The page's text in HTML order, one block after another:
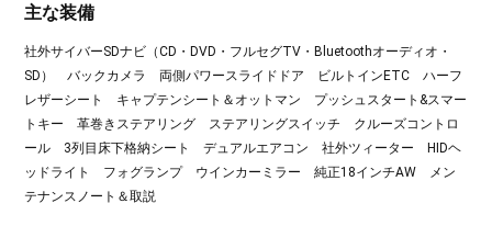
主な装備
社外サイバーSDナビ（CD・DVD・フルセグTV・Bluetoothオーディオ・
SD） バックカメラ 両側パワースライドドア ビルトインETC ハーフ
レザーシート キャプテンシート＆オットマン プッシュスタート&スマー
トキー 革巻きステアリング ステアリングスイッチ クルーズコントロ
ール 3列目床下格納シート デュアルエアコン 社外ツィーター HIDヘ
ッドライト フォグランプ ウインカーミラー 純正18インチAW メン
テナンスノート＆取説